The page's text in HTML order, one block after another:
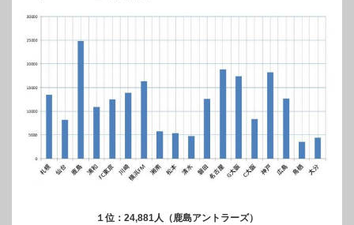
１位：24,881人（鹿島アントラーズ）